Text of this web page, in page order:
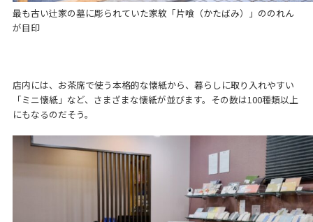
最も古い辻家の墓に彫られていた家紋「片喰（かたばみ）」ののれん
が目印
店内には、お茶席で使う本格的な懐紙から、暮らしに取り入れやすい
「ミニ懐紙」など、さまざまな懐紙が並びます。その数は100種類以上
にもなるのだそう。